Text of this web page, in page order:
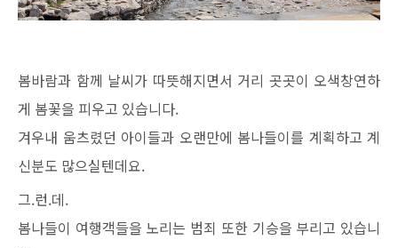
봄바람과 함께 날씨가 따뜻해지면서 거리 곳곳이 오색창연하
게 봄꽃을 피우고 있습니다.
겨우내 움츠렸던 아이들과 오랜만에 봄나들이를 계획하고 계
신분도 많으실텐데요.
그.런.데.
봄나들이 여행객들을 노리는 범죄 또한 기승을 부리고 있습니